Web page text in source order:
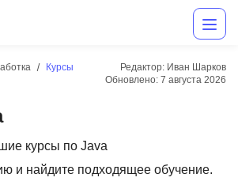
Курсы
Редактор: Иван Шарков
Обновлено: 7 августа 2026
курсы по Java
и найдите подходящее обучение.